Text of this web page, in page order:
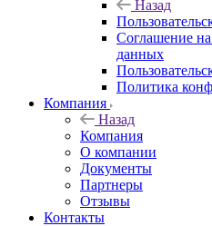
Назад
Соглашение
данных
Политика
Компания
Назад
Компания
О компании
Документы
Партнеры
Отзывы
Контакты